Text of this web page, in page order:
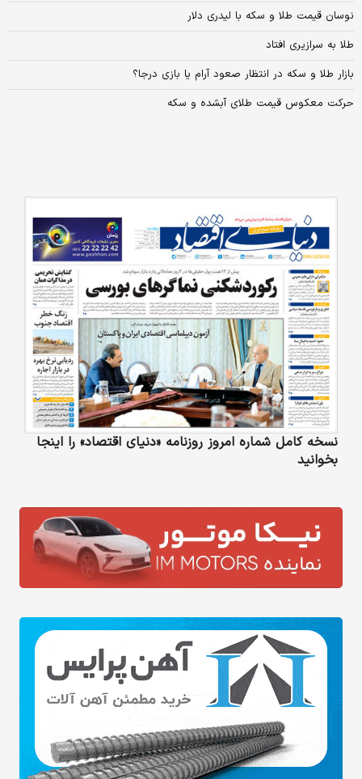
نوسان قیمت طلا و سکه با لیدری دلار
طلا به سرازیری افتاد
بازار طلا و سکه در انتظار صعود آرام یا بازی درجا؟
حرکت معکوس قیمت طلای آبشده و سکه
نسخه کامل شماره امروز روزنامه «دنیای‌ اقتصاد» را اینجا
بخوانید